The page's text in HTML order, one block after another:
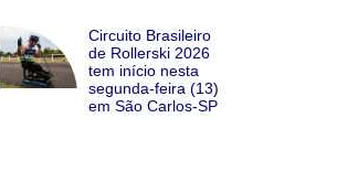
Circuito Brasileiro
de Rollerski 2026
tem início nesta
segunda-feira (13)
em São Carlos-SP